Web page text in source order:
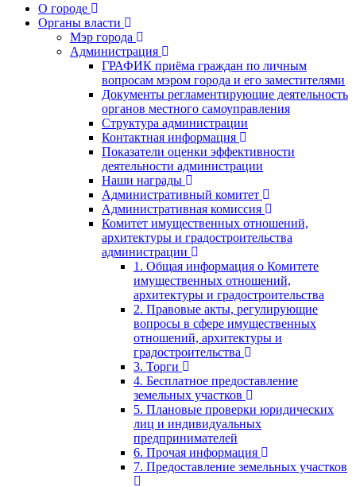
О городе
Органы власти
Мэр города
Администрация
ГРАФИК приёма граждан по личным
вопросам мэром города и его заместителями
Документы регламентирующие деятельность
органов местного самоуправления
Структура администрации
Контактная информация
Показатели оценки эффективности
деятельности администрации
Наши награды
Административный комитет
Административная комиссия
Комитет имущественных отношений,
архитектуры и градостроительства
администрации
1. Общая информация о Комитете
имущественных отношений,
архитектуры и градостроительства
2. Правовые акты, регулирующие
вопросы в сфере имущественных
отношений, архитектуры и
градостроительства
3. Торги
4. Бесплатное предоставление
земельных участков
5. Плановые проверки юридических
лиц и индивидуальных
предпринимателей
6. Прочая информация
7. Предоставление земельных участков